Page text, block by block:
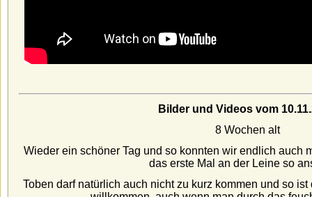
Bilder und Videos vom
8 Wochen alt
Wieder ein schöner Tag und so konnten wir endlich auch
das erste Mal an der Leine so
Toben darf natürlich auch nicht zu kurz kommen und so